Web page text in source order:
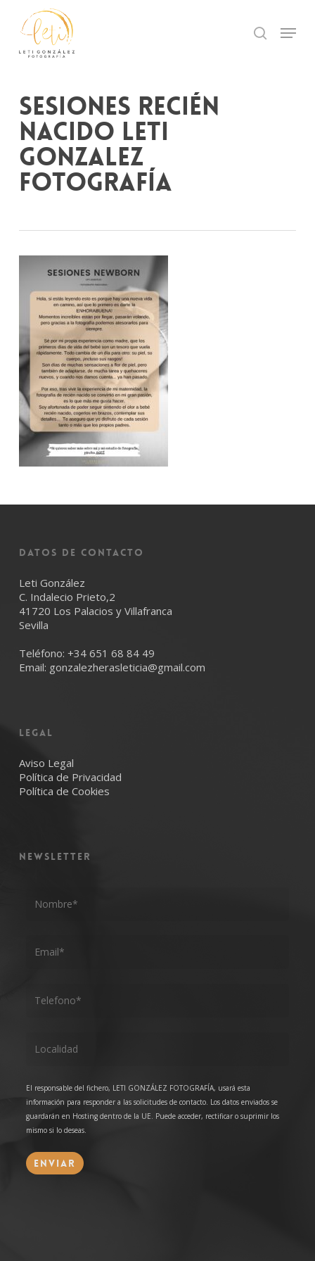
main
content
search
Menu
Sesiones Recién
Nacido Leti
Gonzalez
Fotografía
Datos de Contacto
Leti González
C. Indalecio Prieto,2
41720 Los Palacios y Villafranca
Sevilla
Teléfono: +34 651 68 84 49
Email: gonzalezherasleticia@gmail.com
LEGAL
Aviso Legal
Política de Privacidad
Política de Cookies
NEWSLETTER
El responsable del fichero, LETI GONZÁLEZ FOTOGRAFÍA, usará esta
información para responder a las solicitudes de contacto. Los datos enviados se
guardarán en Hosting dentro de la UE. Puede acceder, rectificar o suprimir los
mismo si lo deseas.
Close